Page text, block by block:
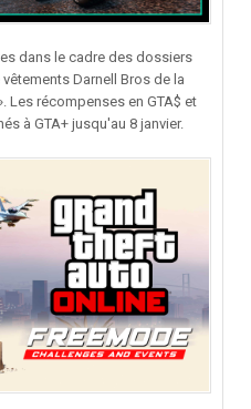
dans le cadre des dossiers
Darnell Bros de la
Les récompenses en GTA$ et
à GTA+ jusqu'au 8 janvier.